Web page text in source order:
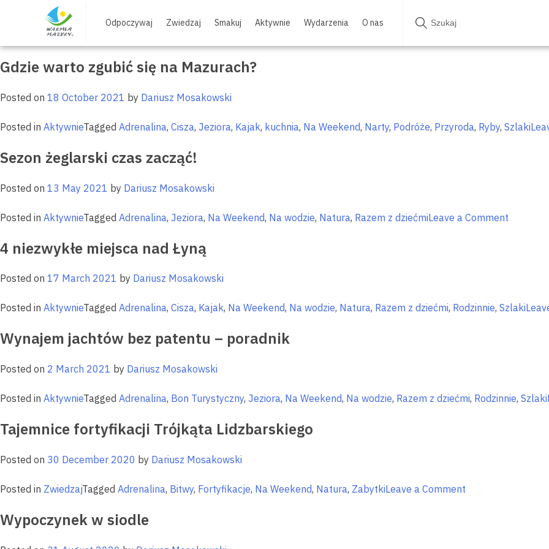
Odpoczywaj Zwiedzaj Smakuj Aktywnie Wydarzenia O nas
Adrenalina
Gdzie warto zgubić się na Mazurach?
Posted on 18 October 2021 by Dariusz Mosakowski
Posted in AktywnieTagged Adrenalina, Cisza, Jeziora, Kajak, kuchnia, Na Weekend, Narty, Podróże, Przyroda, Ryby, Szlaki
Sezon żeglarski czas zacząć!
Posted on 13 May 2021 by Dariusz Mosakowski
Posted in AktywnieTagged Adrenalina, Jeziora, Na Weekend, Na wodzie, Natura, Razem z dziećmiLeave a Comment
4 niezwykłe miejsca nad Łyną
Posted on 17 March 2021 by Dariusz Mosakowski
Posted in AktywnieTagged Adrenalina, Cisza, Kajak, Na Weekend, Na wodzie, Natura, Razem z dziećmi, Rodzinnie, Szlaki
Wynajem jachtów bez patentu – poradnik
Posted on 2 March 2021 by Dariusz Mosakowski
Posted in AktywnieTagged Adrenalina, Bon Turystyczny, Jeziora, Na Weekend, Na wodzie, Razem z dziećmi, Rodzinnie, Szlaki
Tajemnice fortyfikacji Trójkąta Lidzbarskiego
Posted on 30 December 2020 by Dariusz Mosakowski
Posted in ZwiedzajTagged Adrenalina, Bitwy, Fortyfikacje, Na Weekend, Natura, ZabytkiLeave a Comment
Wypoczynek w siodle